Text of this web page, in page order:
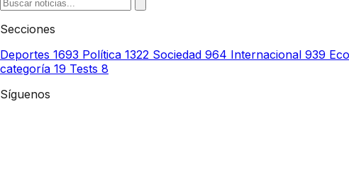
Secciones
Deportes 1693 Política 1322 Sociedad 964 Internacional 939
categoría 19 Tests 8
Síguenos